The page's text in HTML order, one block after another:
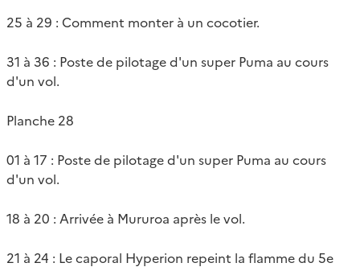
25 à 29 : Comment monter à un cocotier.
31 à 36 : Poste de pilotage d'un super Puma au cours
d'un vol.
Planche 28
01 à 17 : Poste de pilotage d'un super Puma au cours
d'un vol.
18 à 20 : Arrivée à Mururoa après le vol.
21 à 24 : Le caporal Hyperion repeint la flamme du 5e